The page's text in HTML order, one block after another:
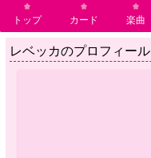
トップ カード 楽曲
レベッカのプロフィール